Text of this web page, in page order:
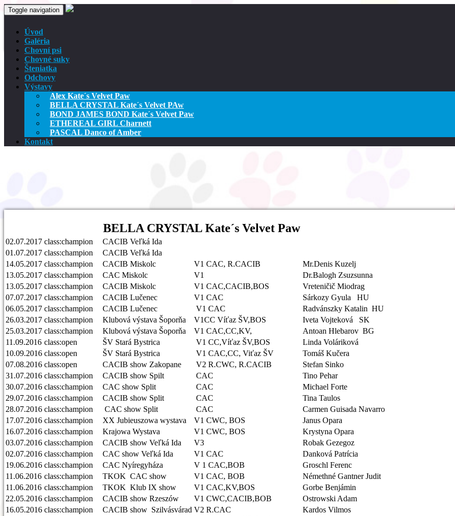
Toggle navigation
Úvod
Galéria
Chovní psi
Chovné suky
Šteniatka
Odchovy
Výstavy
Alex Kate´s Velvet Paw
BELLA CRYSTAL Kate´s Velvet PAw
BOND JAMES BOND Kate´s Velvet Paw
ETHEREAL GIRL Charnett
PASCAL Danco of Amber
Kontakt
BELLA CRYSTAL Kate´s Velvet Paw
02.07.2017 class:champion
CACIB Veľká Ida
01.07.2017 class:champion
CACIB Veľká Ida
14.05.2017 class:champion CACIB Miskolc V1 CAC, R.CACIB
Mr.Denis Kuzelj
13.05.2017 class:champion CAC Miskolc V1
Dr.Balogh Zsuzsunna
13.05.2017 class:champion CACIB Miskolc V1 CAC,CACIB,BOS
Vreteničič Miodrag
07.07.2017 class:champion CACIB Lučenec V1 CAC
Sárkozy Gyula HU
06.05.2017 class:champion CACIB Lučenec V1 CAC
Radvánszky Katalin HU
26.03.2017 class:champion Klubová výstava Šoporňa V1CC Víťaz ŠV,BOS
Iveta Vojteková SK
25.03.2017 class:champion Klubová výstava Šoporňa V1 CAC,CC,KV,
Antoan Hlebarov BG
11.09.2016 class:open ŠV Stará Bystrica V1 CC,Víťaz ŠV,BOS
Linda Voláriková
10.09.2016 class:open ŠV Stará Bystrica V1 CAC,CC, Viťaz ŠV
Tomáš Kučera
07.08.2016 class:open CACIB show Zakopane V2 R.CWC, R.CACIB
Stefan Sinko
31.07.2016 class:champion CACIB show Spilt CAC
Tino Pehar
30.07.2016 class:champion CAC show Split CAC
Michael Forte
29.07.2016 class:champion CACIB show Split CAC
Tina Taulos
28.07.2016 class:champion CAC show Split CAC
Carmen Guisada Navarro
17.07.2016 class:champion XX Jubieuszowa wystava V1 CWC, BOS
Janus Opara
16.07.2016 class:champion Krajowa Wystava V1 CWC, BOS
Krystyna Opara
03.07.2016 class:champion CACIB show Veľká Ida V3
Robak Gezegoz
02.07.2016 class:champion CAC show Veľká Ida V1 CAC
Danková Patrícia
19.06.2016 class:champion CAC Nyíregyháza V 1 CAC,BOB
Groschl Ferenc
11.06.2016 class:champion TKOK CAC show V1 CAC, BOB
Némethné Gantner Judit
11.06.2016 class:champion TKOK Klub IX show V1 CAC,KV,BOS
Gorbe Benjámin
22.05.2016 class:champion CACIB show Rzeszów V1 CWC,CACIB,BOB
Ostrowski Adam
16.05.2016 class:champion CACIB show Szilvásvárad V2 R.CAC
Kardos Vilmos